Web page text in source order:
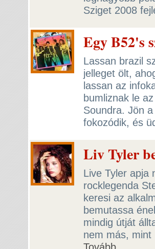
Sziget 2008
Egy B52's
Lassan brazil
jelleget ölt,
lassan az
bumliznak le
Soundra. Jön
fokozódik, és
Liv Tyler
Live Tyler apja
rocklegenda
keresi az
bemutassa
mindig útját
nem más,